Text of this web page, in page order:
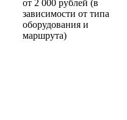
от 2 000 рублей (в
зависимости от типа
оборудования и
маршрута)